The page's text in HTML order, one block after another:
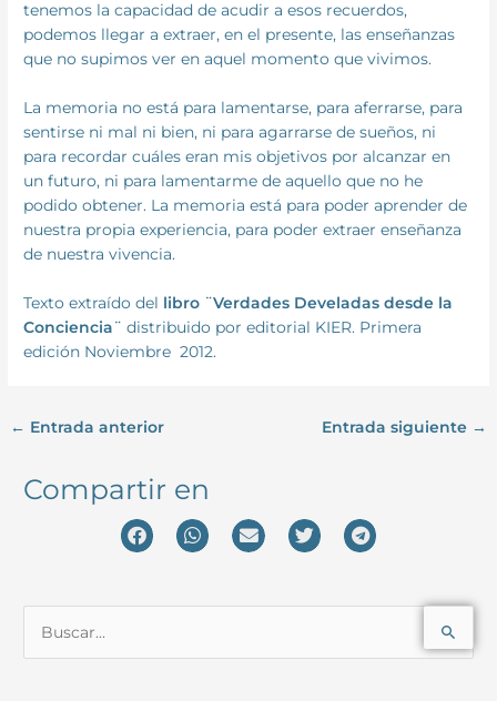
tenemos la capacidad de acudir a esos recuerdos,
podemos llegar a extraer, en el presente, las enseñanzas
que no supimos ver en aquel momento que vivimos.
La memoria no está para lamentarse, para aferrarse, para
sentirse ni mal ni bien, ni para agarrarse de sueños, ni
para recordar cuáles eran mis objetivos por alcanzar en
un futuro, ni para lamentarme de aquello que no he
podido obtener. La memoria está para poder aprender de
nuestra propia experiencia, para poder extraer enseñanza
de nuestra vivencia.
Texto extraído del libro ¨Verdades Develadas desde la
Conciencia¨ distribuido por editorial KIER. Primera
edición Noviembre 2012.
← Entrada anterior Entrada siguiente →
Compartir en